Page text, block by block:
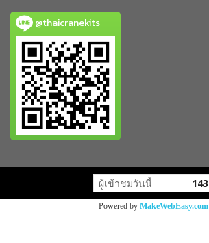
@thaicranekits
ผู้เข้าชมวันนี้ 143
Powered by MakeWebEasy.com